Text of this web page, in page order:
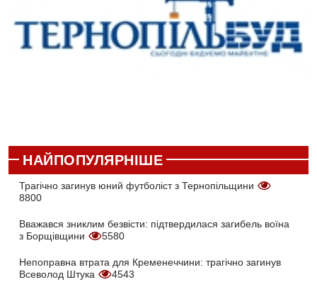
НАЙПОПУЛЯРНІШЕ
Трагічно загинув юний футболіст з Тернопільщини
8800
Вважався зниклим безвісти: підтвердилася загибель воїна
з Борщівщини
5580
Непоправна втрата для Кременеччини: трагічно загинув
Всеволод Штука
4543